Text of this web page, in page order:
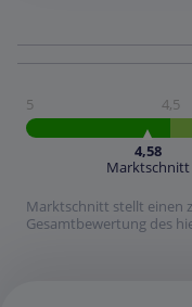
5 4,5
4,58
Marktschnitt
Marktschnitt stellt einen
Gesamtbewertung des